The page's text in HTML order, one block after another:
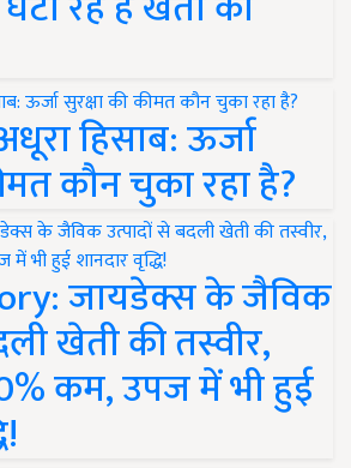
हिसाब: ऊर्जा
कौन चुका रहा है?
जायडेक्स के जैविक
खेती की तस्वीर,
कम, उपज में भी हुई